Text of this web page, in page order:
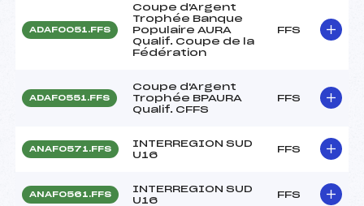
ADAF0051.FFS
Coupe d'Argent
Trophée Banque
Populaire AURA
Qualif. Coupe de la
Fédération
FFS
ADAF0551.FFS
Coupe d'Argent
Trophée BPAURA
Qualif. CFFS
FFS
ANAF0571.FFS
INTERREGION SUD
U16
FFS
ANAF0561.FFS
INTERREGION SUD
U16
FFS